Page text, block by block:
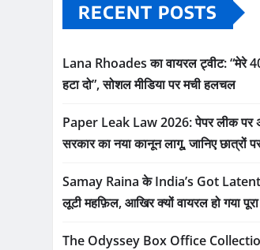
RECENT POSTS
Lana Rhoades का वायरल ट्वीट: “मेरे
हटा दो”, सोशल मीडिया पर मची हलचल
Paper Leak Law 2026: पेपर लीक पर
सरकार का नया कानून लागू, जानिए छात्रों
Samay Raina के India’s Got
लूटी महफ़िल, आखिर क्यों वायरल हो गया
The Odyssey Box Office